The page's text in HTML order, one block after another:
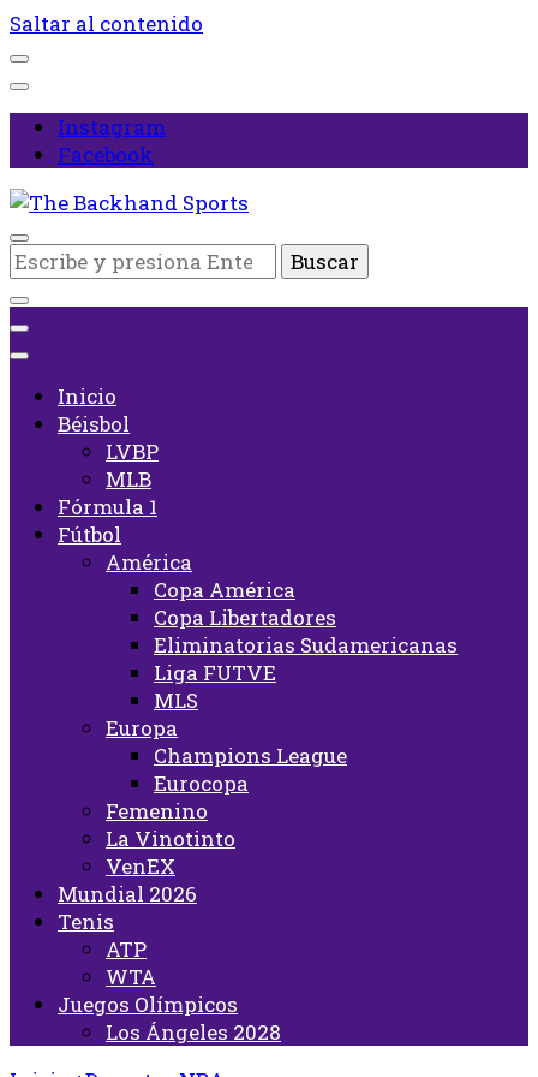
Saltar al contenido
Instagram
Facebook
The Backhand Sports
Inicio
¿Buscas
algo?
Inicio
Béisbol
LVBP
MLB
Fórmula 1
Fútbol
América
Copa América
Copa Libertadores
Eliminatorias Sudamericanas
Liga FUTVE
MLS
Europa
Champions League
Eurocopa
Femenino
La Vinotinto
VenEX
Mundial 2026
Tenis
ATP
WTA
Juegos Olímpicos
Los Ángeles 2028